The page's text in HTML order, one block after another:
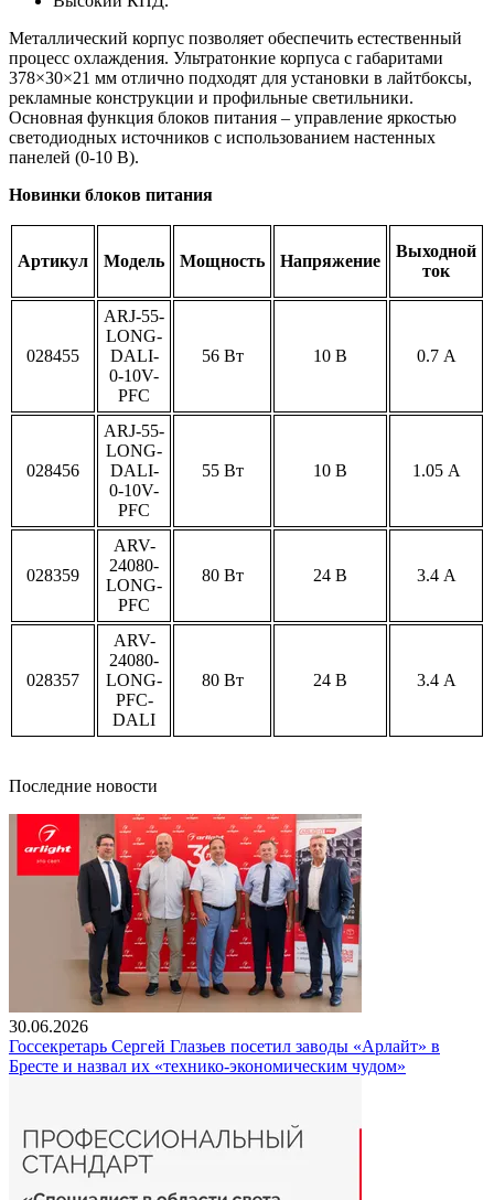
Металлический корпус позволяет обеспечить естественный
процесс охлаждения. Ультратонкие корпуса с габаритами
378×30×21 мм отлично подходят для установки в лайтбоксы,
рекламные конструкции и профильные светильники.
Основная функция блоков питания – управление яркостью
светодиодных источников с использованием настенных
панелей (0-10 В).
Новинки блоков питания
Артикул Модель Мощность Напряжение
Выходной
ток
028455
ARJ-55-
LONG-
DALI-
0-10V-
PFC
56 Вт 10 В 0.7 А
028456
ARJ-55-
LONG-
DALI-
0-10V-
PFC
55 Вт 10 В 1.05 А
028359
ARV-
24080-
LONG-
PFC
80 Вт 24 В 3.4 А
028357
ARV-
24080-
LONG-
PFC-
DALI
80 Вт 24 В 3.4 А
Последние новости
30.06.2026
Госсекретарь Сергей Глазьев посетил заводы «Арлайт» в
Бресте и назвал их «технико-экономическим чудом»